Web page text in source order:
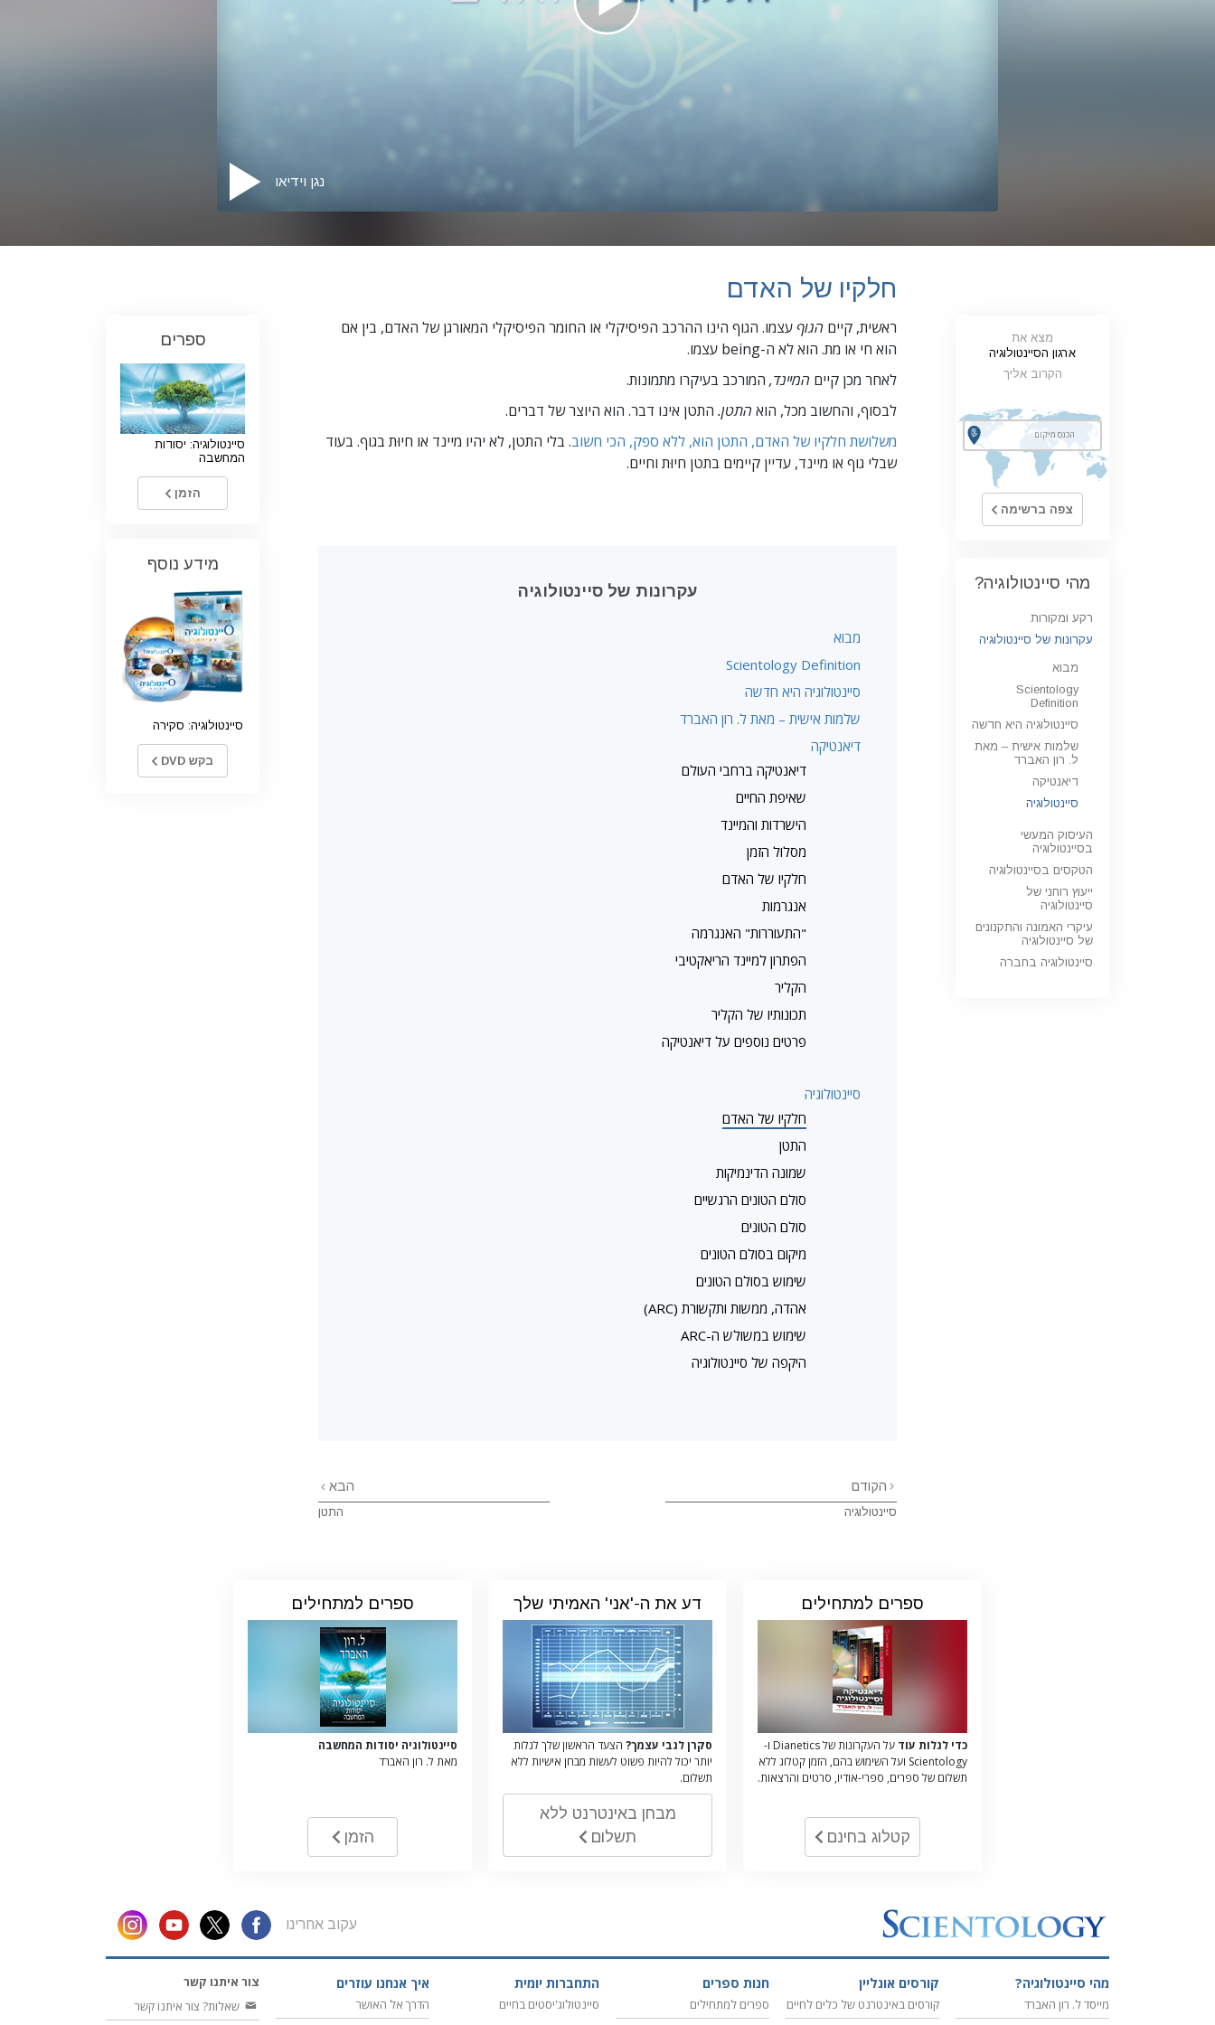
יסודות ההתארגנות
נגן וידיאו
חלקיו של האדם
ראשית, קיים הגוףעצמו. הגוף הינו ההרכב הפיסיקלי או החומר הפיסיקלי המאורגן של האדם, בין אם
הוא חי או מת. הוא לא ה-being עצמו.
לאחר מכן קיים המיינד, המורכב בעיקרו מתמונות.
לבסוף, והחשוב מכל, הואהתטן. התטן אינו דבר. הוא היוצר של דברים.
משלושת חלקיו של האדם, התטן הוא, ללא ספק, הכי חשוב. בלי התטן, לא יהיו מיינד או חיוּת בגוף. בעוד
שבלי גוף או מיינד, עדיין קיימים בתטן חיוּת וחיים.
עקרונות של סיינטולוגיה
מבוא
Scientology Definition
סיינטולוגיה היא חדשה
שלמות אישית – מאת ל. רון האברד
דיאנטיקה
דיאנטיקה ברחבי העולם
שאיפת החיים
הישרדות והמיינד
מסלול הזמן
חלקיו של האדם
אנגרמות
"התעוררות" האנגרמה
הפתרון למיינד הריאקטיבי
הקליר
תכונותיו של הקליר
פרטים נוספים על דיאנטיקה
סיינטולוגיה
חלקיו של האדם
התטן
שמונה הדינמיקות
סולם הטונים הרגשיים
סולם הטונים
מיקום בסולם הטונים
שימוש בסולם הטונים
אהדה, ממשות ותקשורת (ARC)
שימוש במשולש ה-ARC
היקפה של סיינטולוגיה
הקודם
סיינטולוגיה
הבא
התטן
מצא את
ארגון הסיינטולוגיה
הקרוב אליך
צפה ברשימה
מהי סיינטולוגיה?
רקע ומקורות
עקרונות של סיינטולוגיה
מבוא
Scientology
Definition
סיינטולוגיה היא חדשה
שלמות אישית – מאת
ל. רון האברד
דיאנטיקה
סיינטולוגיה
העיסוק המעשי
בסיינטולוגיה
הטקסים בסיינטולוגיה
ייעוץ רוחני של
סיינטולוגיה
עיקרי האמונה והתקנונים
של סיינטולוגיה
סיינטולוגיה בחברה
ספרים
סיינטולוגיה: יסודות
המחשבה
הזמן
מידע נוסף
סיינטולוגיה: סקירה
בקש DVD
ספרים למתחילים
כדי לגלות עוד
על העקרונות של Dianetics ו-
Scientology ועל השימוש בהם, הזמן קטלוג ללא
תשלום של ספרים, ספרי-אודיו, סרטים והרצאות.
קטלוג בחינם
דע את ה-'אני' האמיתי שלך
סקרן לגבי עצמך?הצעד הראשון שלך לגלות
יותר יכול להיות פשוט לעשות מבחן אישיות ללא
תשלום.
מבחן באינטרנט ללא
תשלום
ספרים למתחילים
סיינטולוגיה יסודות המחשבה
מאת ל. רון האברד
הזמן
עקוב אחרינו
מהי סיינטולוגיה?
מייסד ל. רון האברד
קורסים אונליין
קורסים באינטרנט של כלים לחיים
חנות ספרים
ספרים למתחילים
התחברות יומית
סיינטולוג'יסטים בחיים
איך אנחנו עוזרים
הדרך אל האושר
צור איתנו קשר
שאלות? צור איתנו קשר